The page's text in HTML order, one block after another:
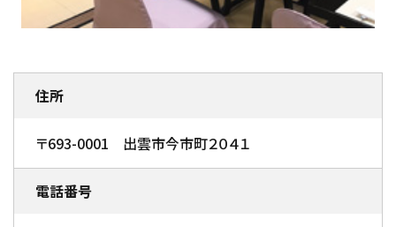
住所
〒693-0001 出雲市今市町２０４１
電話番号